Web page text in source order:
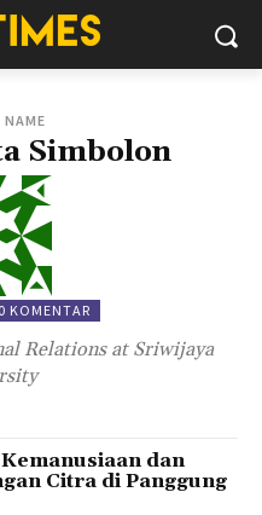
Simbolon
0 KOMENTAR
Relations at Sriwijaya
dan
Citra di Panggung